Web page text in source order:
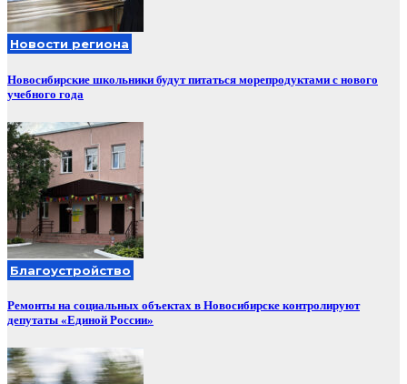
Новости региона
Новосибирские школьники будут питаться морепродуктами с нового
учебного года
Благоустройство
Ремонты на социальных объектах в Новосибирске контролируют
депутаты «Единой России»